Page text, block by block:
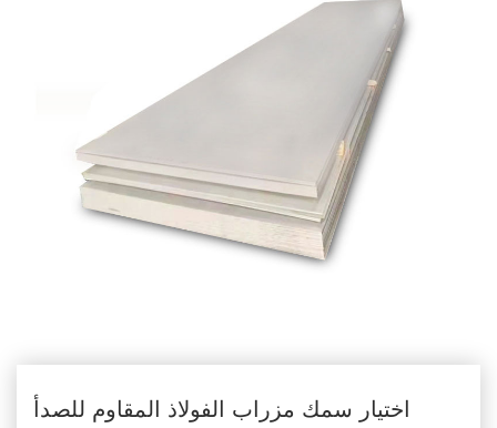
اختيار سمك مزراب الفولاذ المقاوم للصدأ